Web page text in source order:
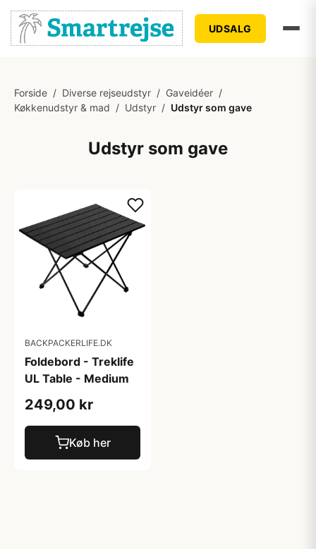
UDSALG
Forside / Diverse rejseudstyr / Gaveidéer /
Køkkenudstyr & mad / Udstyr / Udstyr som gave
Udstyr som gave
BACKPACKERLIFE.DK
Foldebord - Treklife
UL Table - Medium
249,00 kr
Køb her